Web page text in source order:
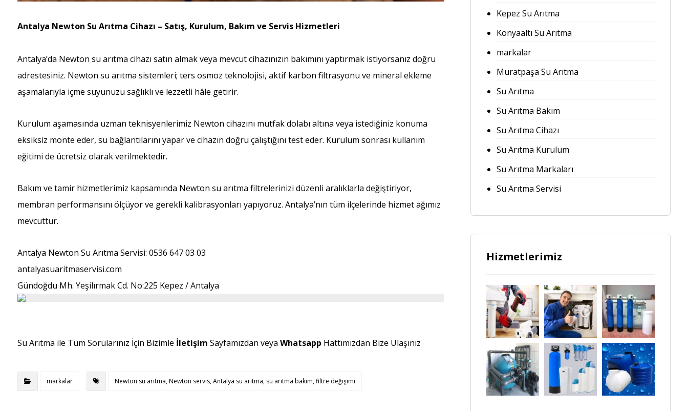
Antalya Newton Su Arıtma Cihazı – Satış, Kurulum, Bakım ve Servis Hizmetleri
Antalya’da Newton su arıtma cihazı satın almak veya mevcut cihazınızın bakımını yaptırmak istiyorsanız doğru
adrestesiniz. Newton su arıtma sistemleri; ters osmoz teknolojisi, aktif karbon filtrasyonu ve mineral ekleme
aşamalarıyla içme suyunuzu sağlıklı ve lezzetli hâle getirir.
Kurulum aşamasında uzman teknisyenlerimiz Newton cihazını mutfak dolabı altına veya istediğiniz konuma
eksiksiz monte eder, su bağlantılarını yapar ve cihazın doğru çalıştığını test eder. Kurulum sonrası kullanım
eğitimi de ücretsiz olarak verilmektedir.
Bakım ve tamir hizmetlerimiz kapsamında Newton su arıtma filtrelerinizi düzenli aralıklarla değiştiriyor,
membran performansını ölçüyor ve gerekli kalibrasyonları yapıyoruz. Antalya’nın tüm ilçelerinde hizmet ağımız
mevcuttur.
Antalya Newton Su Arıtma Servisi: 0536 647 03 03
antalyasuaritmaservisi.com
Gündoğdu Mh. Yeşilırmak Cd. No:225 Kepez / Antalya
Su Arıtma ile Tüm Sorularınız İçin Bizimle İletişim Sayfamızdan veya Whatsapp Hattımızdan Bize Ulaşınız
markalar Newton su arıtma, Newton servis, Antalya su arıtma, su arıtma bakım, filtre değişimi
Kepez Su Arıtma
Konyaaltı Su Arıtma
markalar
Muratpaşa Su Arıtma
Su Arıtma
Su Arıtma Bakım
Su Arıtma Cihazı
Su Arıtma Kurulum
Su Arıtma Markaları
Su Arıtma Servisi
Hizmetlerimiz